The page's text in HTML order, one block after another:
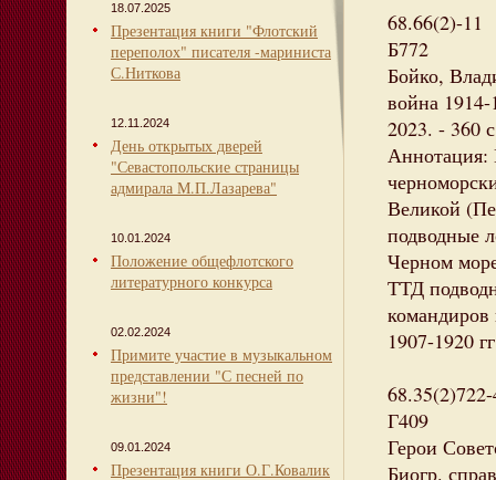
18.07.2025
Презентация книги "Флотский
переполох" писателя -мариниста
С.Ниткова
12.11.2024
День открытых дверей
"Севастопольские страницы
адмирала М.П.Лазарева"
10.01.2024
Положение общефлотского
литературного конкурса
02.02.2024
Примите участие в музыкальном
представлении "С песней по
жизни"!
09.01.2024
Презентация книги О.Г.Ковалик
68.66(2)-11
Б772
Бойко,
война
2023. - 360
Аннотация:
Великой
подводные
Черном
ТТД
командиров
1907-1920
Г409
Герои
Биогр.